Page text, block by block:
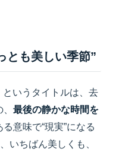
とも美しい季節”
というタイトルは、去
最後の静かな時間を
意味で“現実”になる
いちばん美しくも、